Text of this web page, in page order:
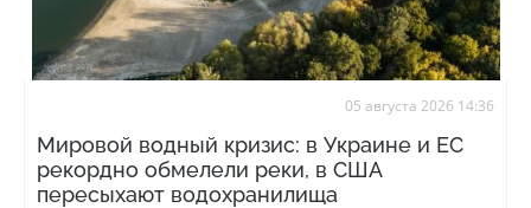
05 августа 2026 14:36
Мировой водный кризис: в Украине и ЕС
рекордно обмелели реки, в США
пересыхают водохранилища